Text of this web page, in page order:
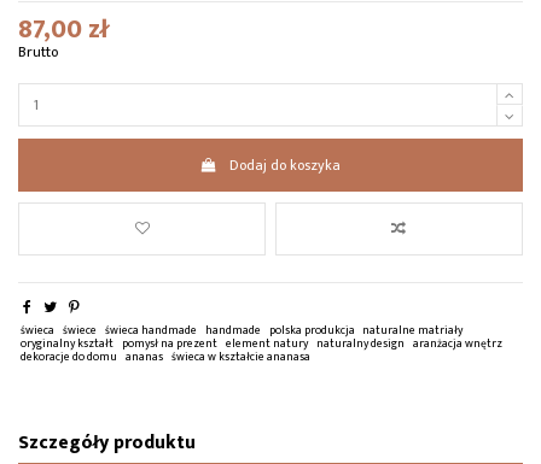
87,00 zł
Brutto
Dodaj do koszyka
świeca świece świeca handmade handmade polska produkcja naturalne matriały
oryginalny kształt pomysł na prezent element natury naturalny design aranżacja wnętrz
dekoracje do domu ananas świeca w kształcie ananasa
Szczegóły produktu